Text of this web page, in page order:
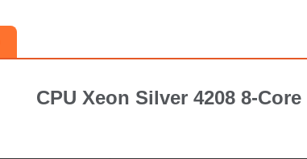
CPU Xeon Silver 4208 8-Core